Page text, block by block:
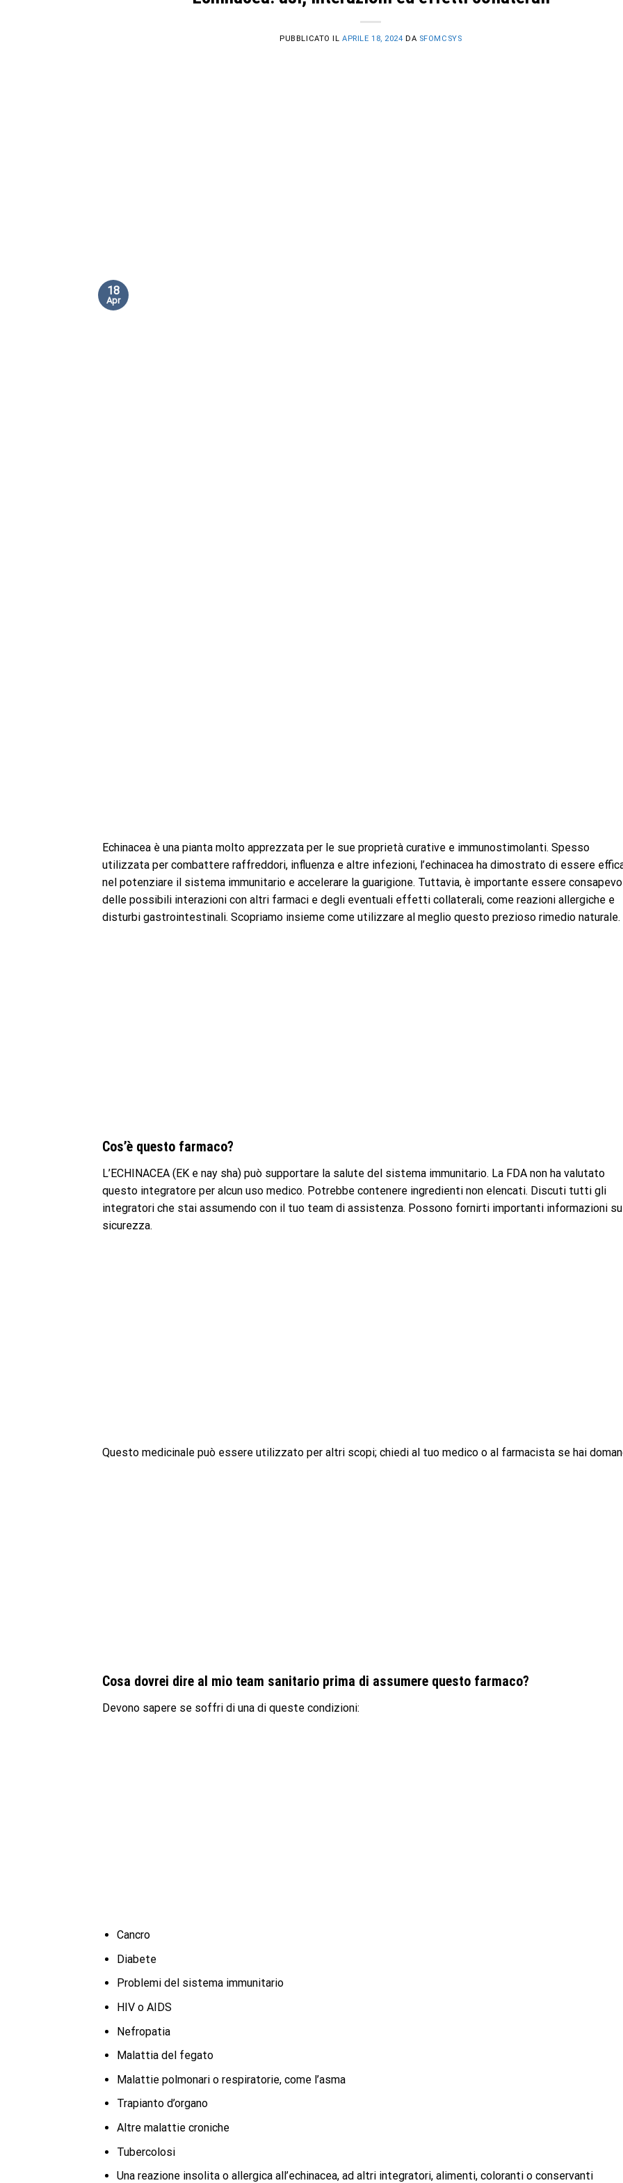
PUBBLICATO ILAPRILE 18, 2024 DA SFOMCSYS
18
Apr
Echinacea è una pianta molto apprezzata per le sue proprietà curative e immunostimolanti. Spesso
utilizzata per combattere raffreddori, influenza e altre infezioni, l’echinacea ha dimostrato di essere
nel potenziare il sistema immunitario e accelerare la guarigione. Tuttavia, è importante essere
delle possibili interazioni con altri farmaci e degli eventuali effetti collaterali, come reazioni allergiche e
disturbi gastrointestinali. Scopriamo insieme come utilizzare al meglio questo prezioso rimedio naturale.
Cos’è questo farmaco?
L’ECHINACEA (EK e nay sha) può supportare la salute del sistema immunitario. La FDA non ha valutato
questo integratore per alcun uso medico. Potrebbe contenere ingredienti non elencati. Discuti tutti gli
integratori che stai assumendo con il tuo team di assistenza. Possono fornirti importanti informazioni
sicurezza.
Questo medicinale può essere utilizzato per altri scopi; chiedi al tuo medico o al farmacista se hai
Cosa dovrei dire al mio team sanitario prima di assumere questo farmaco?
Devono sapere se soffri di una di queste condizioni:
Cancro
Diabete
Problemi del sistema immunitario
HIV o AIDS
Nefropatia
Malattia del fegato
Malattie polmonari o respiratorie, come l’asma
Trapianto d’organo
Altre malattie croniche
Tubercolosi
Una reazione insolita o allergica all’echinacea, ad altri integratori, alimenti, coloranti o conservanti